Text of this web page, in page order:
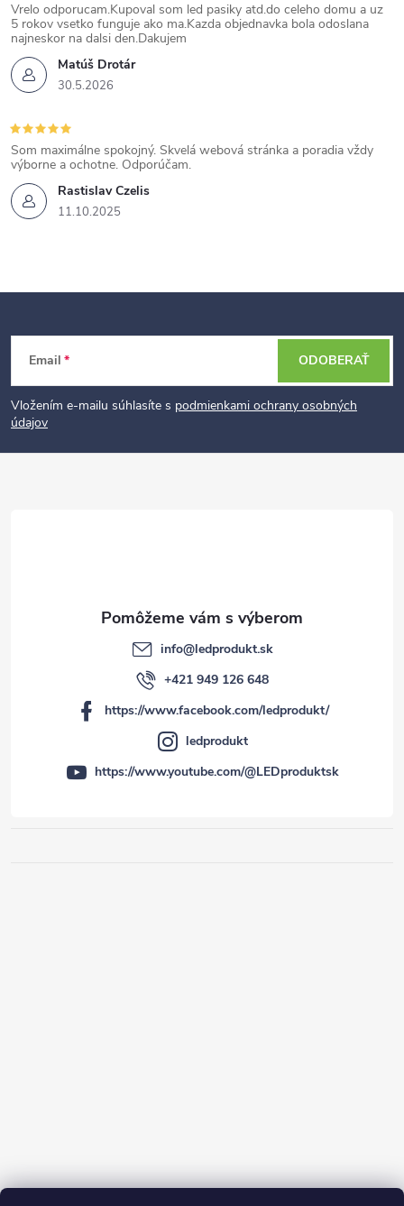
Matúš Drotár
30.5.2026
Vrelo odporucam.Kupoval som led pasiky atd.do celeho domu a uz
5 rokov vsetko funguje ako ma.Kazda objednavka bola odoslana
najneskor na dalsi den.Dakujem
Rastislav Czelis
11.10.2025
Som maximálne spokojný. Skvelá webová stránka a poradia vždy
výborne a ochotne. Odporúčam.
t
Email
Vložením e-mailu súhlasíte s podmienkami ochrany osobných
údajov
ODOBERAŤ
info@ledprodukt.sk
+421 949 126 648
https://www.facebook.com/ledprodukt/
ledprodukt
https://www.youtube.com/@LEDproduktsk